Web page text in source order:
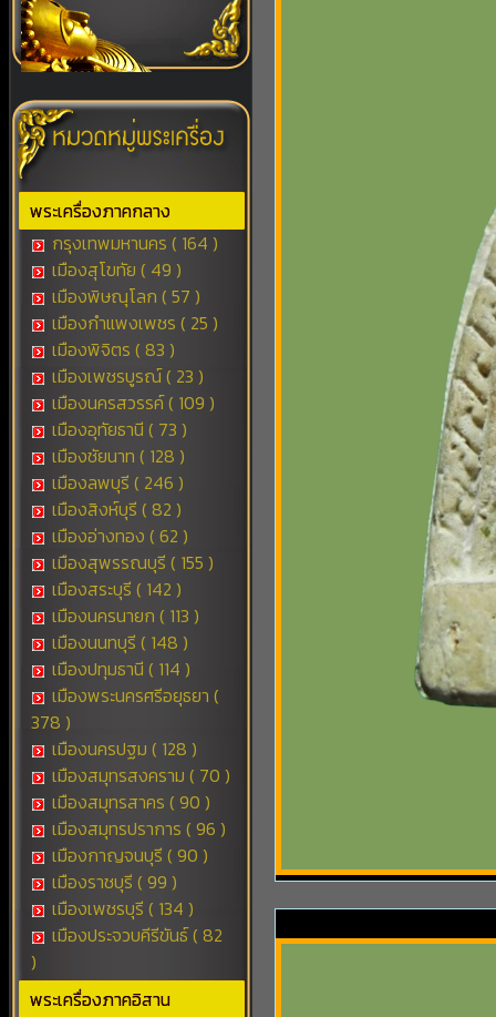
พระเครื่องภาคกลาง
กรุงเทพมหานคร ( 164 )
เมืองสุโขทัย ( 49 )
เมืองพิษณุโลก ( 57 )
เมืองกำแพงเพชร ( 25 )
เมืองพิจิตร ( 83 )
เมืองเพชรบูรณ์ ( 23 )
เมืองนครสวรรค์ ( 109 )
เมืองอุทัยธานี ( 73 )
เมืองชัยนาท ( 128 )
เมืองลพบุรี ( 246 )
เมืองสิงห์บุรี ( 82 )
เมืองอ่างทอง ( 62 )
เมืองสุพรรณบุรี ( 155 )
เมืองสระบุรี ( 142 )
เมืองนครนายก ( 113 )
เมืองนนทบุรี ( 148 )
เมืองปทุมธานี ( 114 )
เมืองพระนครศรีอยุธยา (
378 )
เมืองนครปฐม ( 128 )
เมืองสมุทรสงคราม ( 70 )
เมืองสมุทรสาคร ( 90 )
เมืองสมุทรปราการ ( 96 )
เมืองกาญจนบุรี ( 90 )
เมืองราชบุรี ( 99 )
เมืองเพชรบุรี ( 134 )
เมืองประจวบคีรีขันธ์ ( 82
)
พระเครื่องภาคอิสาน